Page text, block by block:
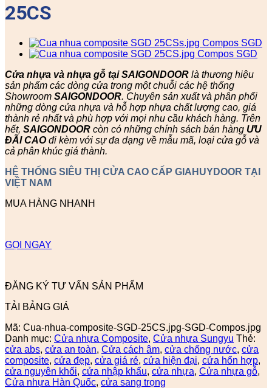
25CS
Cửa nhựa và nhựa gỗ tại SAIGONDOOR là thương hiệu
sản phẩm các dòng cửa trong một chuỗi các hệ thống
Showroom SAIGONDOOR. Chuyên sản xuất và phân phối
những dòng cửa nhựa và hỗ hợp nhựa chất lượng cao, giá
thành rẻ nhất và phù hợp với mọi nhu cầu khách hàng. Trên
hết, SAIGONDOOR còn có những chính sách bán hàng ƯU
ĐÃI CAOđi kèm với sự đa dạng về mẫu mã, loại cửa gỗ và
cả phân khúc giá thành.
HỆ THỐNG SIÊU THỊ CỬA CAO CẤP GIAHUYDOOR TẠI
VIỆT NAM
MUA HÀNG NHANH
GỌI NGAY
ĐĂNG KÝ TƯ VẤN SẢN PHẨM
TẢI BẢNG GIÁ
Mã: Cua-nhua-composite-SGD-25CS.jpg-SGD-Compos.jpg
Danh mục: Cửa nhựa Composite, Cửa nhựa Sungyu Thẻ:
cửa abs, cửa an toàn, Cửa cách âm, cửa chống nước, cửa
composite, cửa đẹp, cửa giá rẻ, cửa hiện đại, cửa hổn hợp,
cửa nguyên khối, cửa nhập khẩu, cửa nhựa, Cửa nhựa gỗ,
Cửa nhựa Hàn Quốc, cửa sang trọng